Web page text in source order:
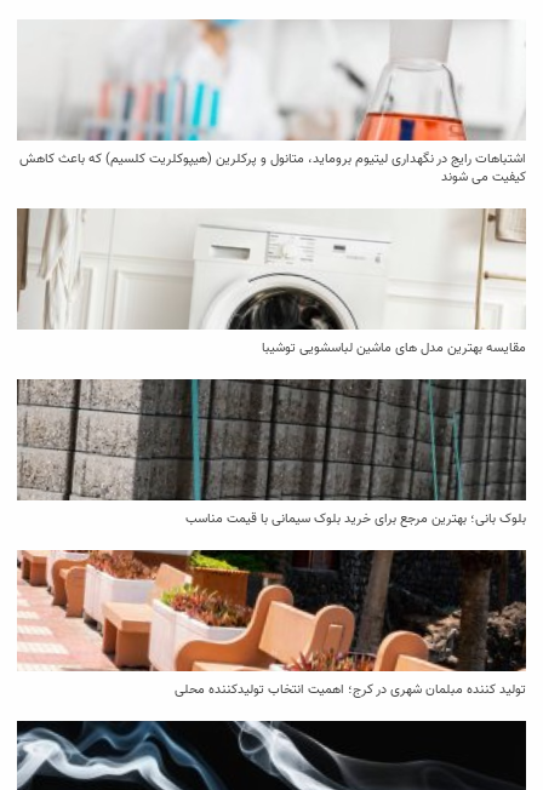
اشتباهات رایج در نگهداری لیتیوم بروماید، متانول و پرکلرین (هیپوکلریت کلسیم) که باعث کاهش
کیفیت می‌ شوند
مقایسه بهترین مدل ‌های ماشین لباسشویی توشیبا
بلوک بانی؛ بهترین مرجع برای خرید بلوک سیمانی با قیمت مناسب
تولید کننده مبلمان شهری در کرج؛ اهمیت انتخاب تولیدکننده محلی